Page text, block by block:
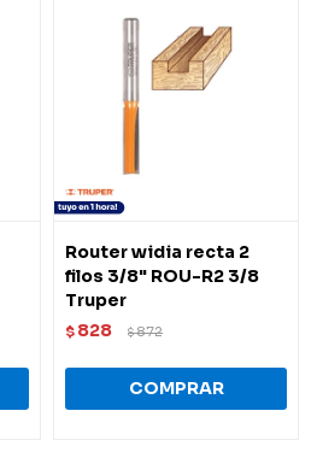
Router widia recta 2
filos 3/8" ROU-R2 3/8
Truper
$ 828 $872